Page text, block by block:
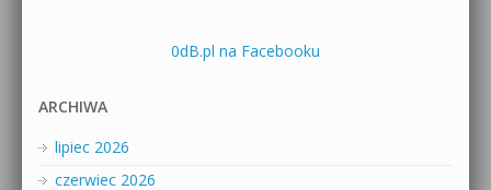
0dB.pl na Facebooku
ARCHIWA
lipiec 2026
czerwiec 2026